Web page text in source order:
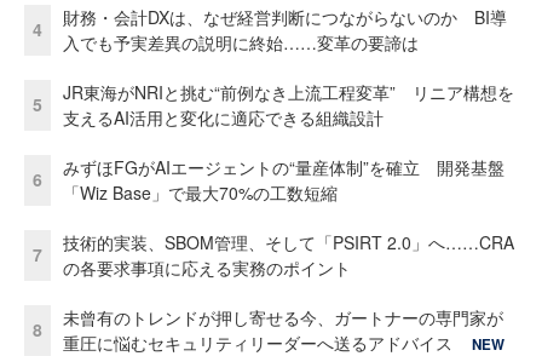
4
財務・会計DXは、なぜ経営判断につながらないのか BI導
入でも予実差異の説明に終始……変革の要諦は
5
JR東海がNRIと挑む“前例なき上流工程変革” リニア構想を
支えるAI活用と変化に適応できる組織設計
6
みずほFGがAIエージェントの“量産体制”を確立 開発基盤
「Wiz Base」で最大70%の工数短縮
7
技術的実装、SBOM管理、そして「PSIRT 2.0」へ……CRA
の各要求事項に応える実務のポイント
8
未曾有のトレンドが押し寄せる今、ガートナーの専門家が
重圧に悩むセキュリティリーダーへ送るアドバイス
NEW